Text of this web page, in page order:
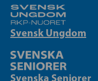
Svensk Ungdom
Svenska Seniorer